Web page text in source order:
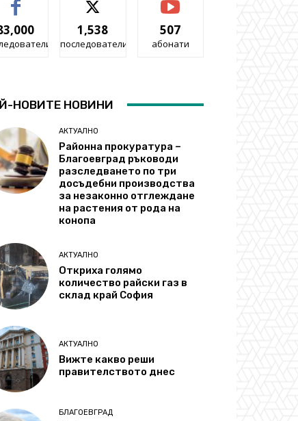
1,538
последователи
507
абонати
НОВИТЕ НОВИНИ
АКТУАЛНО
Районна прокуратура –
Благоевград ръководи
разследването по три
досъдебни производства
за незаконно отглеждане
на растения от рода на
конопа
АКТУАЛНО
Откриха голямо
количество райски газ в
склад край София
АКТУАЛНО
Вижте какво реши
правителството днес
БЛАГОЕВГРАД